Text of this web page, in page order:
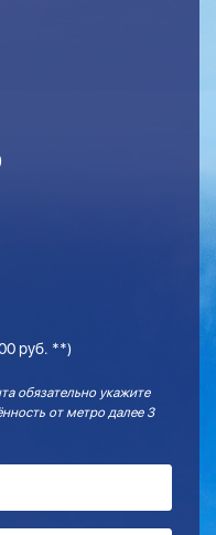
руб. **)
от метро далее 3